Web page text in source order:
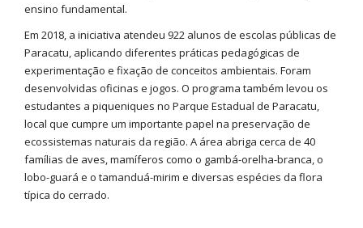
ensino fundamental.
Em 2018, a iniciativa atendeu 922 alunos de escolas públicas de
Paracatu, aplicando diferentes práticas pedagógicas de
experimentação e fixação de conceitos ambientais. Foram
desenvolvidas oficinas e jogos. O programa também levou os
estudantes a piqueniques no Parque Estadual de Paracatu,
local que cumpre um importante papel na preservação de
ecossistemas naturais da região. A área abriga cerca de 40
famílias de aves, mamíferos como o gambá-orelha-branca, o
lobo-guará e o tamanduá-mirim e diversas espécies da flora
típica do cerrado.